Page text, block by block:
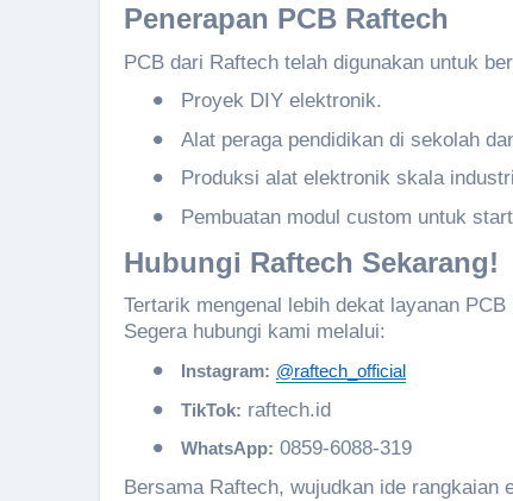
Penerapan PCB Raftech
PCB dari Raftech telah digunakan untuk
• Proyek DIY elektronik.
• Alat peraga pendidikan di sekolah
• Produksi alat elektronik skala
• Pembuatan modul custom untuk
Hubungi Raftech Sekarang!
Tertarik mengenal lebih dekat layanan PCB
Segera hubungi kami melalui:
• Instagram: @raftech_official
• TikTok: raftech.id
• WhatsApp: 0859-6088-319
Bersama Raftech, wujudkan ide rangkaian